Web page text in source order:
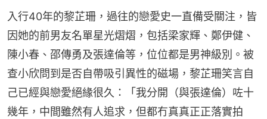
入行40年的黎芷珊，過往的戀愛史一直備受關注，皆
因她的前男友名單星光熠熠，包括梁家輝、鄭伊健、
陳小春、邵傳勇及張達倫等，位位都是男神級別。被
查小欣問到是否自帶吸引異性的磁場，黎芷珊笑言自
己已經與戀愛絕緣很久：「我分開（與張達倫）咗十
幾年，中間雖然有人追求，但都冇真真正正落實拍